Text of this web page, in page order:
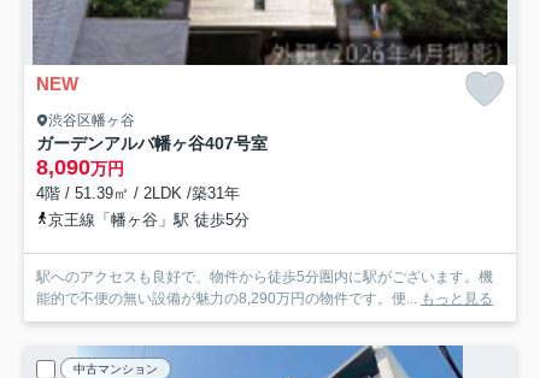
NEW
渋谷区幡ヶ谷
ガーデンアルバ幡ヶ谷407号室
8,090万円
4階 / 51.39㎡ / 2LDK /築31年
京王線「幡ヶ谷」駅 徒歩5分
駅へのアクセスも良好で、物件から徒歩5分圏内に駅がございます。機
能的で不便の無い設備が魅力の8,290万円の物件です。便... もっと見る
中古マンション